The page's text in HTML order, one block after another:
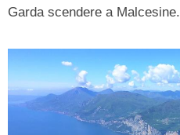
Garda scendere a Malcesine.